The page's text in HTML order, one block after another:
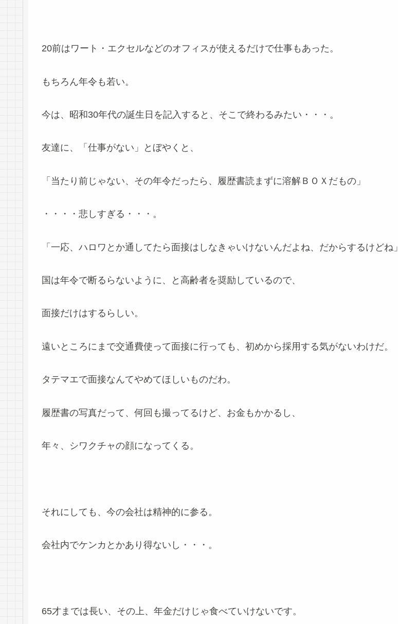
20前はワート・エクセルなどのオフィスが使えるだけで仕事もあった。
もちろん年令も若い。
今は、昭和30年代の誕生日を記入すると、そこで終わるみたい・・・。
友達に、「仕事がない」とぼやくと、
「当たり前じゃない、その年令だったら、履歴書読まずに溶解ＢＯＸだもの」
・・・・悲しすぎる・・・。
「一応、ハロワとか通してたら面接はしなきゃいけないんだよね、だからするけどね」
国は年令で断るらないように、と高齢者を奨励しているので、
面接だけはするらしい。
遠いところにまで交通費使って面接に行っても、初めから採用する気がないわけだ。
タテマエで面接なんてやめてほしいものだわ。
履歴書の写真だって、何回も撮ってるけど、お金もかかるし、
年々、シワクチャの顔になってくる。
それにしても、今の会社は精神的に参る。
会社内でケンカとかあり得ないし・・・。
65才までは長い、その上、年金だけじゃ食べていけないです。